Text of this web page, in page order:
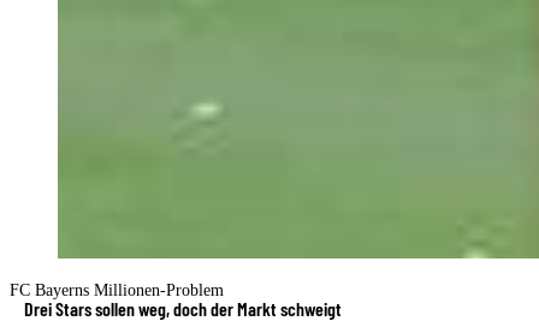
FC Bayerns Millionen-Problem
Drei Stars sollen weg, doch der Markt schweigt